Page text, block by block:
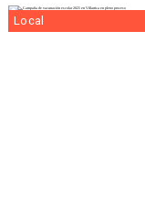
Local